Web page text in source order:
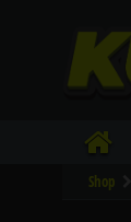
Shop